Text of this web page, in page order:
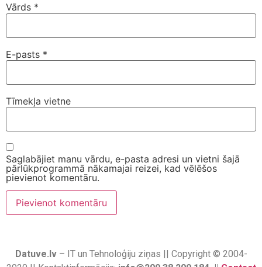
Vārds *
E-pasts *
Tīmekļa vietne
Saglabājiet manu vārdu, e-pasta adresi un vietni šajā
pārlūkprogrammā nākamajai reizei, kad vēlēšos
pievienot komentāru.
Datuve.lv– IT un Tehnoloģiju ziņas || Copyright © 2004-